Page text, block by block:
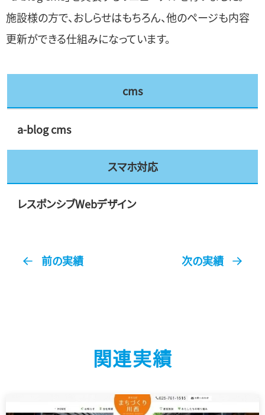
施設様の方で、おしらせはもちろん、他のページも内容
更新ができる仕組みになっています。
cms
a-blog cms
スマホ対応
レスポンシブWebデザイン
前の実績 次の実績
関連実績